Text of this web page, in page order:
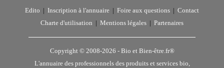
Edito Inscription à l'annuaire Foire aux questions
Contact
Charte d'utilisation
Mentions légales Partenaires
Copyright © 2008-2026 - Bio et Bien-être.fr®
L'annuaire des professionnels des produits et services bio,